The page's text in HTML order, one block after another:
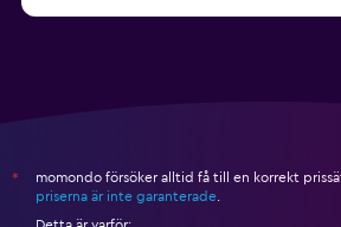
*
momondo försöker alltid få till en korrekt
priserna är inte garanterade